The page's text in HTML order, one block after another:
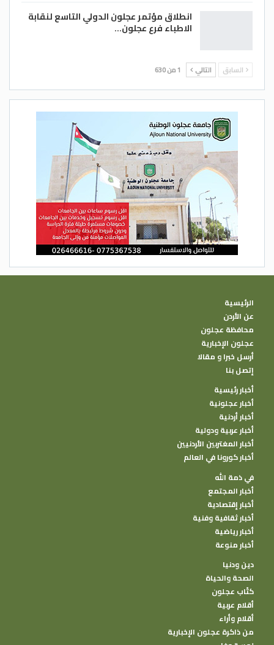
انطلاق مؤتمر عجلون الدولي التاسع لنقابة
الاطباء فرع عجلون…
السابق التالي 1 من 630
الرئيسية
عن الأردن
محافظة عجلون
عجلون الإخبارية
أرسل خبرا و مقالا
إتصل بنا
أخبار رئيسية
أخبار عجلونية
أخبار أردنية
أخبار عربية ودولية
أخبار المغتربين الأردنيين
أخبار كورونا في العالم
في ذمة الله
أخبار المجتمع
أخبار إقتصادية
أخبار ثقافية وفنية
أخبار رياضية
أخبار منوعة
دين ودنيا
الصحة والحياة
كتًاب عجلون
أقلام عربية
أقلام وأراء
من ذاكرة عجلون الإخبارية